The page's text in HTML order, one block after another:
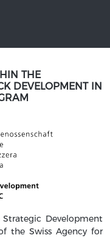
THE
DEVELOPMENT IN
Development
the Swiss Agency for